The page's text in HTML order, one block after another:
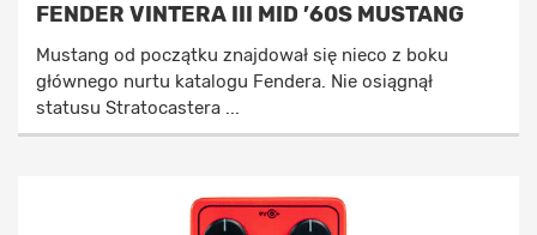
FENDER VINTERA III MID ’60S MUSTANG
Mustang od początku znajdował się nieco z boku
głównego nurtu katalogu Fendera. Nie osiągnął
statusu Stratocastera ...